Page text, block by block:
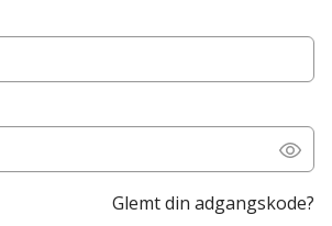
Glemt din adgangskode?